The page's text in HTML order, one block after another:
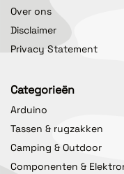
Over ons
Disclaimer
Privacy Statement
Categorieën
Arduino
Tassen & rugzakken
Camping & Outdoor
Componenten &